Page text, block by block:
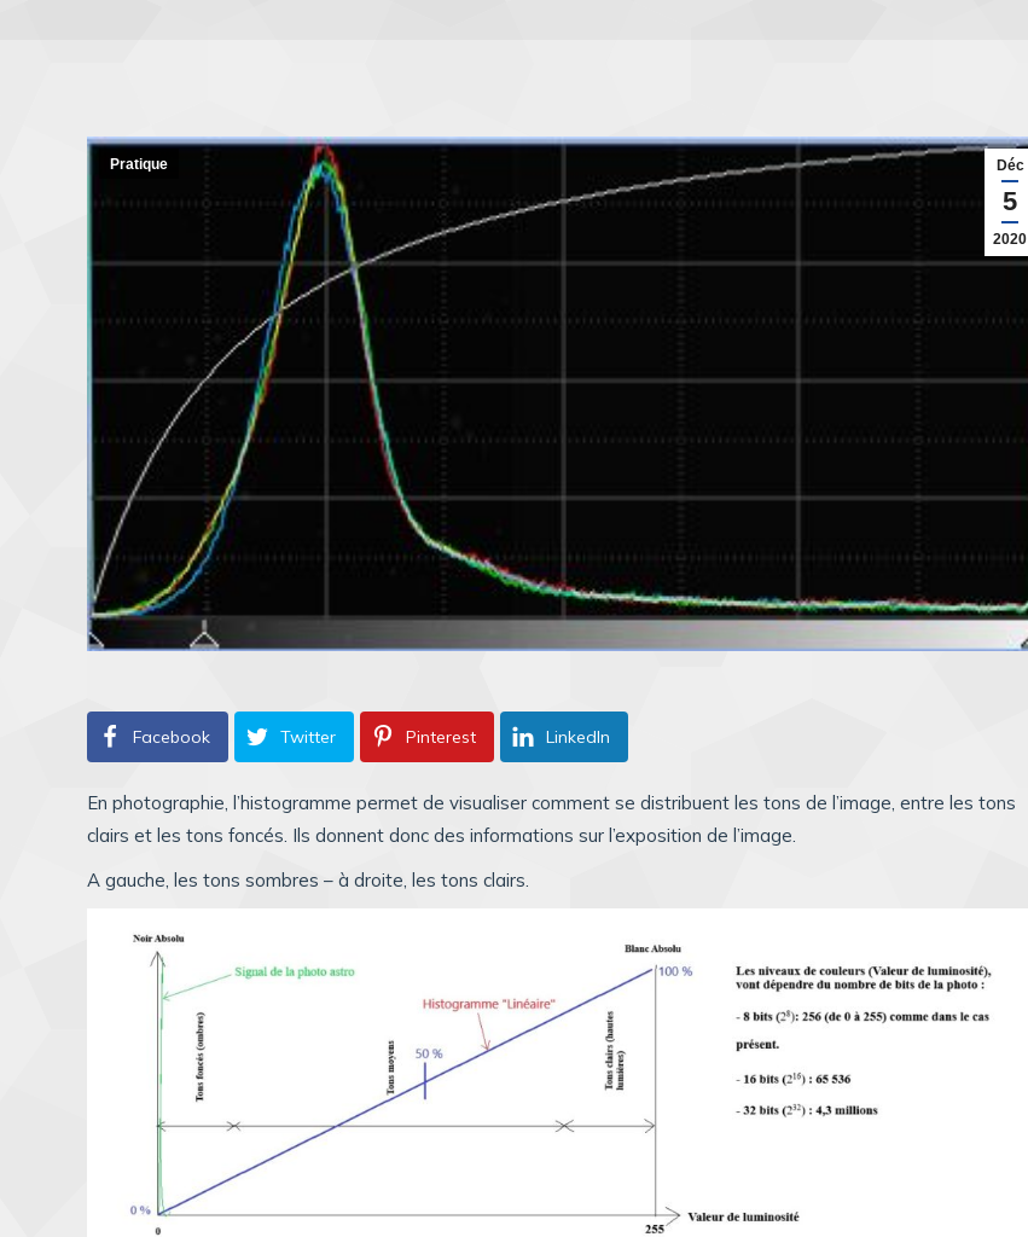
Déc
5
2020
Pratique
Facebook Twitter Pinterest LinkedIn
En photographie, l’histogramme permet de visualiser comment se distribuent les tons de l’image, entre les tons
clairs et les tons foncés. Ils donnent donc des informations sur l’exposition de l’image.
A gauche, les tons sombres – à droite, les tons clairs.